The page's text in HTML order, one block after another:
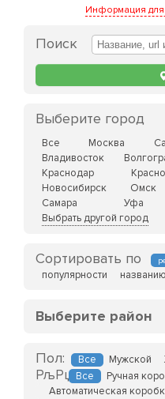
Информация для
Поиск
Выберите город
Все Москва
Владивосток
Краснодар
Новосибирск
Омск
Самара
Уфа
Выбрать другой город
Сортировать по
популярности
названию
Выберите район
Пол: Все Мужской
Все
Ручная
Автоматическая